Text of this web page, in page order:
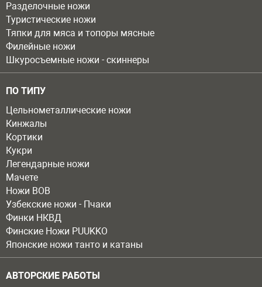
Разделочные ножи
Туристические ножи
Тяпки для мяса и топоры мясные
Филейные ножи
Шкуросъемные ножи - скиннеры
ПО ТИПУ
Цельнометаллические ножи
Кинжалы
Кортики
Кукри
Легендарные ножи
Мачете
Ножи ВОВ
Узбекские ножи - Пчаки
Финки НКВД
Финские Ножи PUUKKO
Японские ножи танто и катаны
АВТОРСКИЕ РАБОТЫ